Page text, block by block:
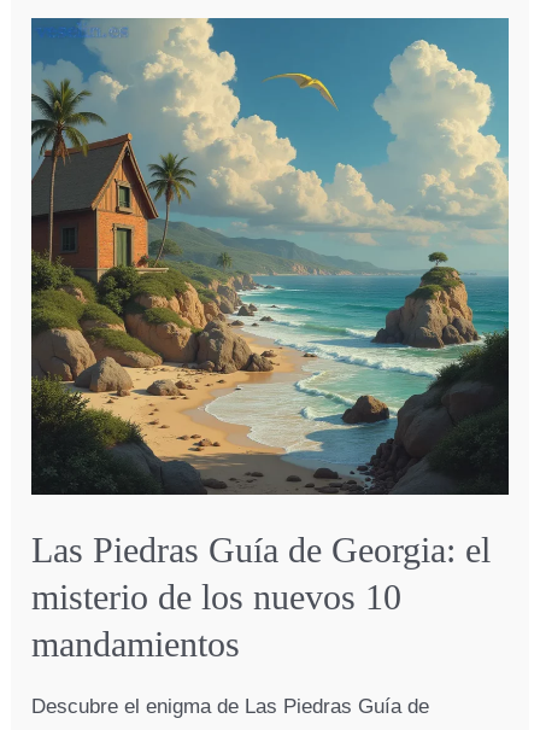
Bueno
En
El
Amor
Tal
Como
Lo
Exigen
Ellas
Las Piedras Guía de Georgia: el
misterio de los nuevos 10
mandamientos
Descubre el enigma de Las Piedras Guía de